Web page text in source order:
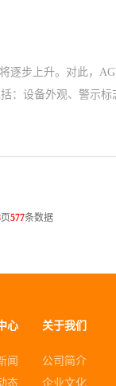
逐步上升。对此，
：设备外观、警示标
页577条数据
心
闻
态
关于我们
公司简介
企业文化